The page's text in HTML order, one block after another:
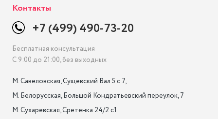
Контакты
+7 (499) 490-73-20
Бесплатная консультация
С 9:00 до 21:00, без выходных
М. Савеловская, Сущевский Вал 5 с 7,
М. Белорусская, Большой Кондратьевский переулок, 7
М. Сухаревская, Сретенка 24/2 с1